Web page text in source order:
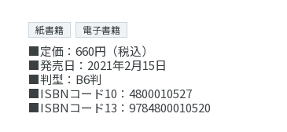
紙書籍 電子書籍
■定価：660円（税込）
■発売日：2021年2月15日
■判型：B6判
■ISBNコード10：4800010527
■ISBNコード13：9784800010520